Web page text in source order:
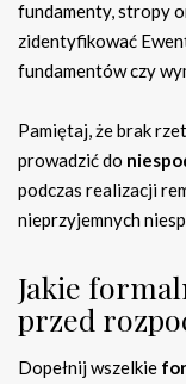
fundamenty, stropy
zidentyfikować
fundamentów czy
Pamiętaj, że brak
prowadzić do
podczas realizacji
nieprzyjemnych
Jakie
przed
Dopełnij wszelkie